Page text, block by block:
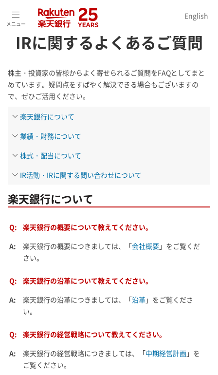
メニュー
English
ホーム 投資家情報（IR）> IRに関するよくあるご質問
IRに関するよくあるご質問
株主・投資家の皆様からよく寄せられるご質問をFAQとしてまと
めています。疑問点をすばやく解決できる場合もございますの
で、ぜひご活用ください。
楽天銀行について
業績・財務について
株式・配当について
IR活動・IRに関する問い合わせについて
楽天銀行について
Q:
楽天銀行の概要について教えてください。
A:
楽天銀行の概要につきましては、「会社概要」をご覧くだ
さい。
Q:
楽天銀行の沿革について教えてください。
A:
楽天銀行の沿革につきましては、「沿革」をご覧くださ
い。
Q:
楽天銀行の経営戦略について教えてください。
A:
楽天銀行の経営戦略につきましては、「中期経営計画」を
ご覧ください。